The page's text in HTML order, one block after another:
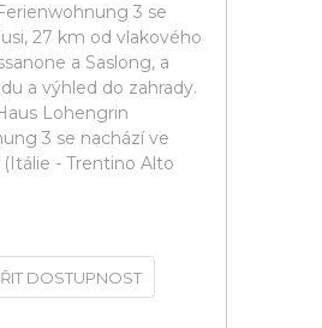
3 se
27 km od vlakového
a Saslong, a
a výhled do zahrady.
Lohengrin
3 se nachází ve
(Itálie - Trentino Alto
DOSTUPNOST